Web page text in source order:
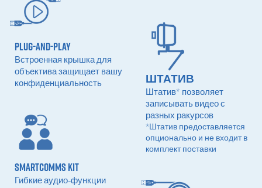
PLUG-AND-PLAY
Встроенная крышка для
объектива защищает вашу
конфиденциальность
SMARTCOMMS KIT
Гибкие аудио-функции
ШТАТИВ
Штатив* позволяет
записывать видео с
разных ракурсов
*Штатив предоставляется
опционально и не входит в
комплект поставки